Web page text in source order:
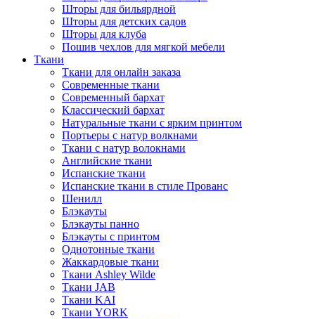
Шторы для бильярдной
Шторы для детских садов
Шторы для клуба
Пошив чехлов для мягкой мебели
Ткани
Ткани для онлайн заказа
Современные ткани
Современный бархат
Классический бархат
Натуральные ткани с ярким принтом
Портьеры с натур волкнами
Ткани с натур волокнами
Английские ткани
Испанские ткани
Испанские ткани в стиле Прованс
Шенилл
Блэкауты
Блэкауты панно
Блэкауты с принтом
Однотонные ткани
Жаккардовые ткани
Ткани Ashley Wilde
Ткани JAB
Ткани KAI
Ткани YORK